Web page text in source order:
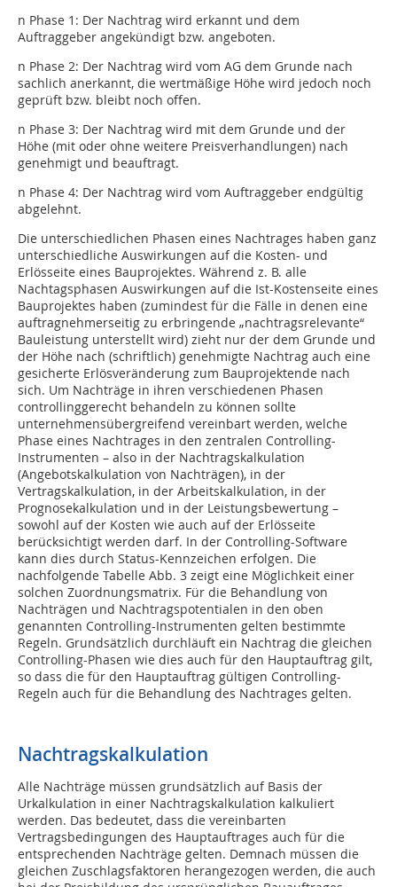
n Phase 1: Der Nachtrag wird erkannt und dem
Auftraggeber angekündigt bzw. angeboten.
n Phase 2: Der Nachtrag wird vom AG dem Grunde nach
sachlich anerkannt, die wertmäßige Höhe wird jedoch noch
geprüft bzw. bleibt noch offen.
n Phase 3: Der Nachtrag wird mit dem Grunde und der
Höhe (mit oder ohne weitere Preisverhandlungen) nach
genehmigt und beauftragt.
n Phase 4: Der Nachtrag wird vom Auftraggeber endgültig
abgelehnt.
Die unterschiedlichen Phasen eines Nachtrages haben ganz
unterschiedliche Auswirkungen auf die Kosten- und
Erlösseite eines Bauprojektes. Während z. B. alle
Nachtagsphasen Auswirkungen auf die Ist-Kostenseite eines
Bauprojektes haben (zumindest für die Fälle in denen eine
auftragnehmerseitig zu erbringende „nachtragsrelevante“
Bauleistung unterstellt wird) zieht nur der dem Grunde und
der Höhe nach (schriftlich) genehmigte Nachtrag auch eine
gesicherte Erlösveränderung zum Bauprojektende nach
sich. Um Nachträge in ihren verschiedenen Phasen
controllinggerecht behandeln zu können sollte
unternehmensübergreifend vereinbart werden, welche
Phase eines Nachtrages in den zentralen Controlling-
Instrumenten – also in der Nachtragskalkulation
(Angebotskalkulation von Nachträgen), in der
Vertragskalkulation, in der Arbeitskalkulation, in der
Prognosekalkulation und in der Leistungsbewertung –
sowohl auf der Kosten wie auch auf der Erlösseite
berücksichtigt werden darf. In der Controlling-Software
kann dies durch Status-Kennzeichen erfolgen. Die
nachfolgende Tabelle Abb. 3 zeigt eine Möglichkeit einer
solchen Zuordnungsmatrix. Für die Behandlung von
Nachträgen und Nachtragspotentialen in den oben
genannten Controlling-Instrumenten gelten bestimmte
Regeln. Grundsätzlich durchläuft ein Nachtrag die gleichen
Controlling-Phasen wie dies auch für den Hauptauftrag gilt,
so dass die für den Hauptauftrag gültigen Controlling-
Regeln auch für die Behandlung des Nachtrages gelten.
Nachtragskalkulation
Alle Nachträge müssen grundsätzlich auf Basis der
Urkalkulation in einer Nachtragskalkulation kalkuliert
werden. Das bedeutet, dass die vereinbarten
Vertragsbedingungen des Hauptauftrages auch für die
entsprechenden Nachträge gelten. Demnach müssen die
gleichen Zuschlagsfaktoren herangezogen werden, die auch